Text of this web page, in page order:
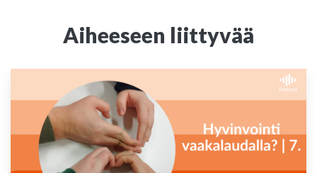
Aiheeseen liittyvää